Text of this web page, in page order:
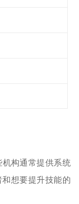
构通常提供系统
想要提升技能的